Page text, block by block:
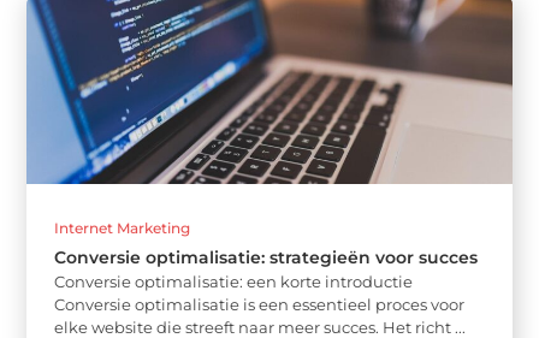
Internet Marketing
Conversie optimalisatie: strategieën voor succes
Conversie optimalisatie: een korte introductie
Conversie optimalisatie is een essentieel proces voor
elke website die streeft naar meer succes. Het richt ...